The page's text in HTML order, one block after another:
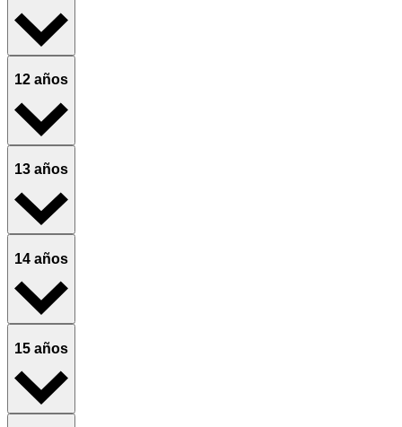
12 años
13 años
14 años
15 años